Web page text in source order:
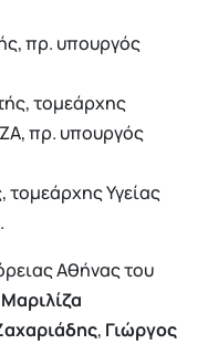
πρ. υπουργός
τομεάρχης
πρ. υπουργός
τομεάρχης Υγείας
Αθήνας του
Μαριλίζα
, Γιώργος